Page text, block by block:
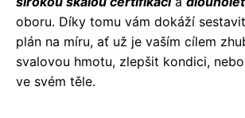
oboru. Díky tomu vám dokáží
plán na míru, ať už je vaším cílem
svalovou hmotu, zlepšit kondici,
ve svém těle.